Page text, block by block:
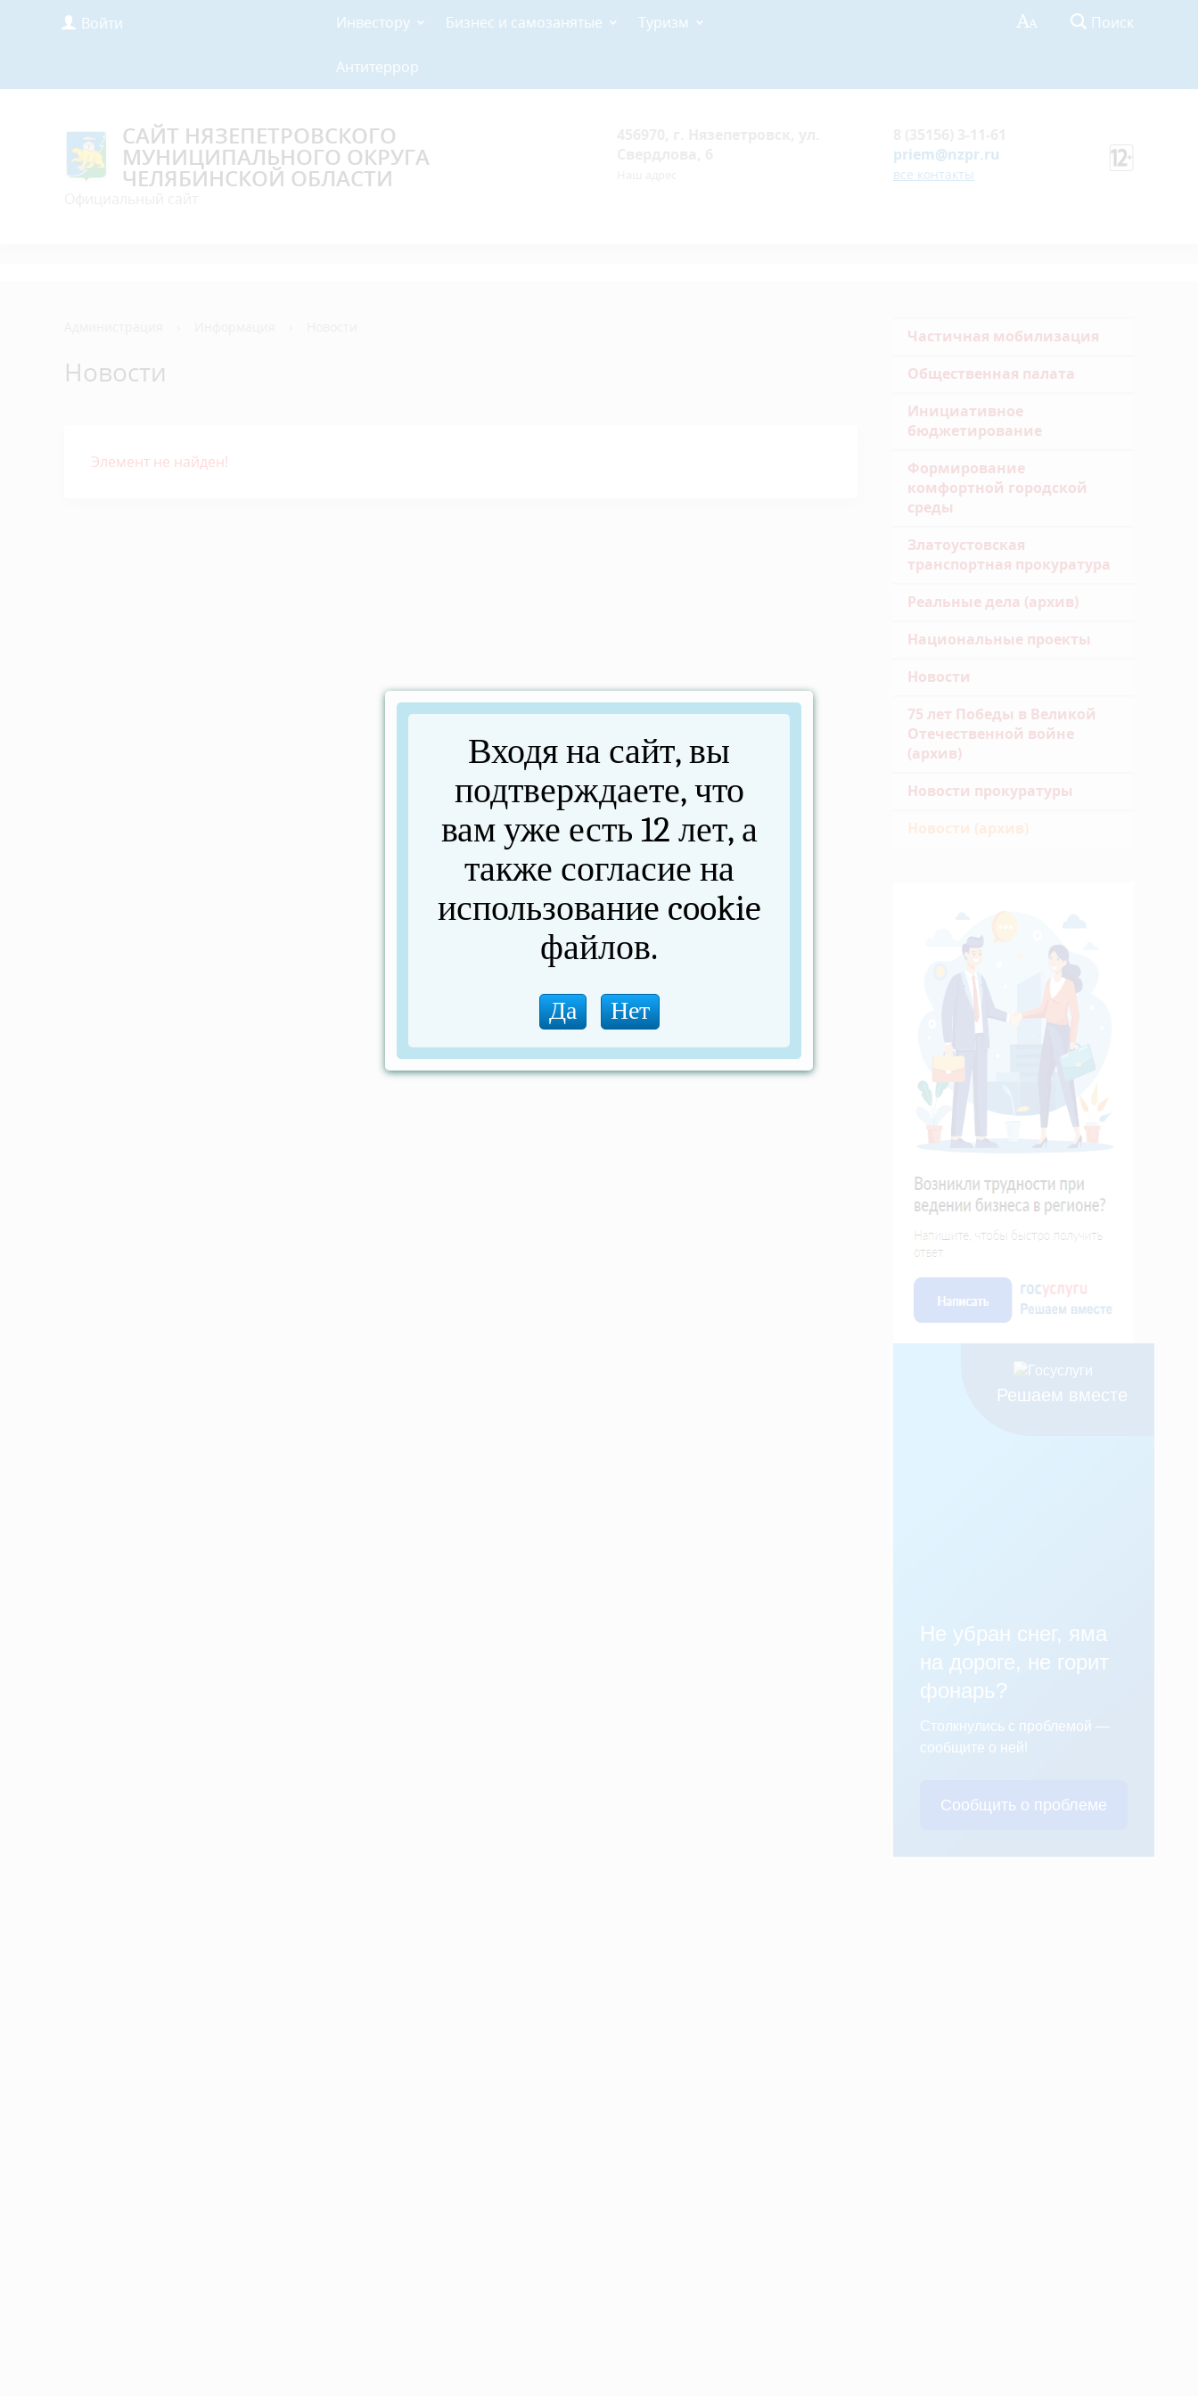
Войти Инвестору Бизнес и самозанятые Туризм
Антитеррор
Поиск
САЙТ НЯЗЕПЕТРОВСКОГО
МУНИЦИПАЛЬНОГО ОКРУГА
ЧЕЛЯБИНСКОЙ ОБЛАСТИ
priem@nzpr.ru
все контакты
Новости
Элемент не найден!
Частичная мобилизация
Общественная палата
Инициативное
бюджетирование
Формирование
комфортной городской
среды
Златоустовская
транспортная прокуратура
Реальные дела (архив)
Национальные проекты
Новости
75 лет Победы в Великой
Отечественной войне
(архив)
Новости прокуратуры
Новости (архив)
Решаем вместе
Не убран снег, яма
на дороге, не горит
фонарь?
Столкнулись с проблемой —
сообщите о ней!
Сообщить о проблеме
Входя на сайт, вы
подтверждаете, что
вам уже есть 12 лет, а
также согласие на
использование cookie
файлов.